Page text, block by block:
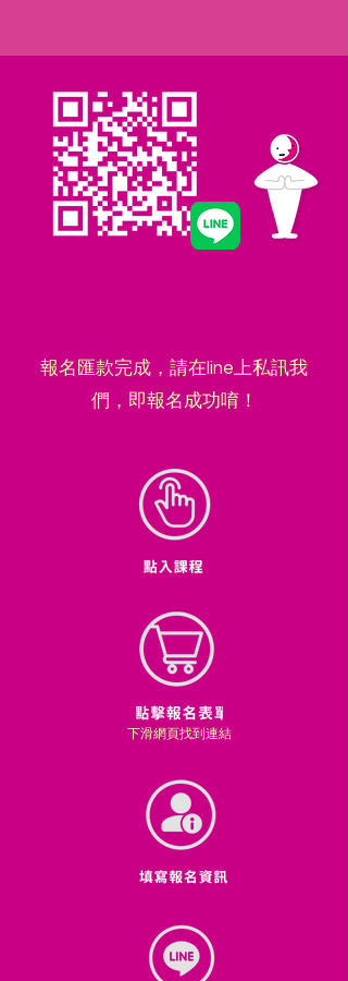
報名匯款完成，請在line上私訊我
們，即報名成功唷！
下滑網頁找到連結